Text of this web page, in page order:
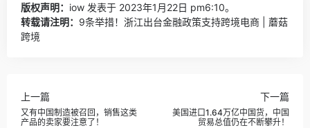
版权声明： iow 发表于 2023年1月22日 pm6:10。
转载请注明： 9条举措！浙江出台金融政策支持跨境电商 | 蘑菇
跨境
上一篇
又有中国制造被召回，销售这类
产品的卖家要注意了！
下一篇
美国进口1.64万亿中国货，中国
贸易总值仍在不断攀升！